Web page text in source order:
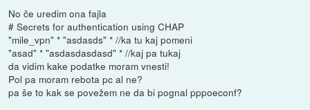
No če uredim ona fajla
# Secrets for authentication using CHAP
"mile_vpn" * "asdasds" * //ka tu kaj pomeni
"asad" * "asdasdasdasd" * //kaj pa tukaj
da vidim kake podatke moram vnesti!
Pol pa moram rebota pc al ne?
pa še to kak se povežem ne da bi pognal pppoeconf?